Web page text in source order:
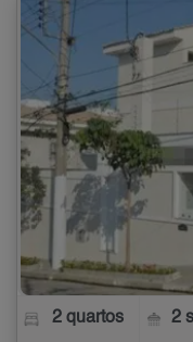
2 quartos 2